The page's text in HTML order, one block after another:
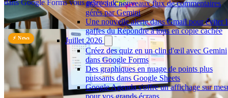
grâce aux nouveaux flux de commentaires
gérés par Gemini
Une nouvelle alerte dans Gmail pour éviter
gaffes du Répondre à tous en copie cachée
Juillet 2026
Créez des quiz en un clin d'œil avec Gemini
dans Google Forms
Des graphiques en nuage de points plus
puissants dans Google Sheets
Google Agenda s'offre un affichage sur
pour vos grands écrans
dans Google Forms vous permet de …
⏱️ 2 min
⚡ News